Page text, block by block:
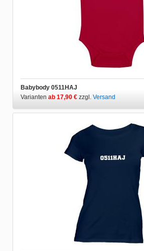
Babybody 0511HAJ
Varianten ab 17,90 € zzgl. Versand